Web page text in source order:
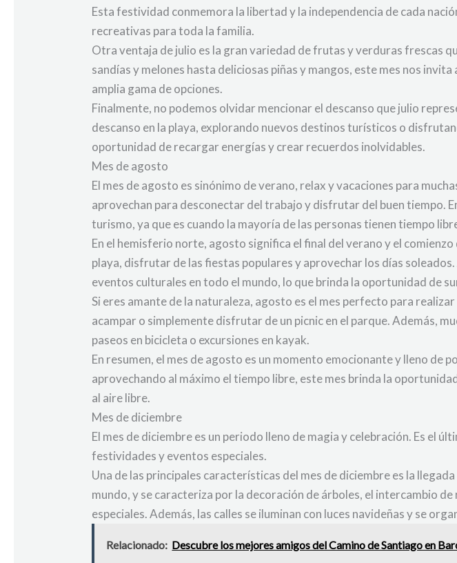
Esta festividad conmemora la libertad y la independencia de cada
recreativas para toda la familia.
Otra ventaja de julio es la gran variedad de frutas y verduras frescas
sandías y melones hasta deliciosas piñas y mangos, este mes nos
amplia gama de opciones.
Finalmente, no podemos olvidar mencionar el descanso que julio
descanso en la playa, explorando nuevos destinos turísticos o
oportunidad de recargar energías y crear recuerdos inolvidables.
Mes de agosto
El mes de agosto es sinónimo de verano, relax y vacaciones para
aprovechan para desconectar del trabajo y disfrutar del buen tiempo.
turismo, ya que es cuando la mayoría de las personas tienen tiempo
En el hemisferio norte, agosto significa el final del verano y el
playa, disfrutar de las fiestas populares y aprovechar los días
eventos culturales en todo el mundo, lo que brinda la oportunidad de
Si eres amante de la naturaleza, agosto es el mes perfecto para
acampar o simplemente disfrutar de un picnic en el parque. Además,
paseos en bicicleta o excursiones en kayak.
En resumen, el mes de agosto es un momento emocionante y lleno de
aprovechando al máximo el tiempo libre, este mes brinda la
al aire libre.
Mes de diciembre
El mes de diciembre es un periodo lleno de magia y celebración. Es el
festividades y eventos especiales.
Una de las principales características del mes de diciembre es la
mundo, y se caracteriza por la decoración de árboles, el intercambio
especiales. Además, las calles se iluminan con luces navideñas y se
Relacionado: Descubre los mejores amigos del Camino de Santiago en